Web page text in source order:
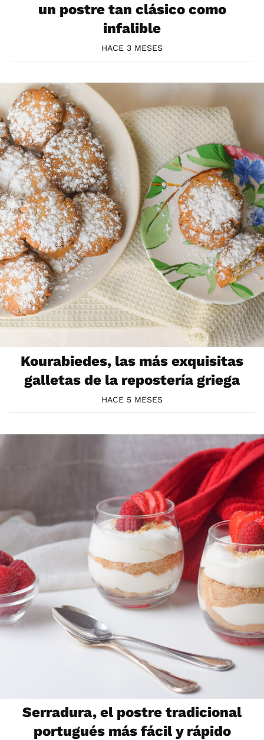
un postre tan clásico como
infalible
HACE 3 MESES
Kourabiedes, las más exquisitas
galletas de la repostería griega
HACE 5 MESES
Serradura, el postre tradicional
portugués más fácil y rápido